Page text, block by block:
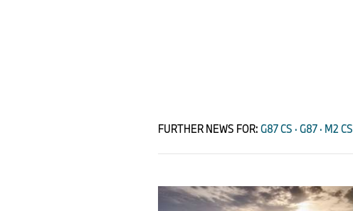
FURTHER NEWS FOR:G87 CS · G87 · M2 CS